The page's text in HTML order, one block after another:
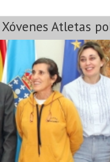
Atletas